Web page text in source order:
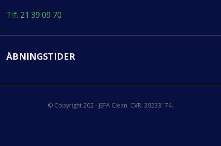
Tlf. 21 39 09 70
ÅBNINGSTIDER
© Copyright 202 - JEFA Clean. CVR. 30233174.